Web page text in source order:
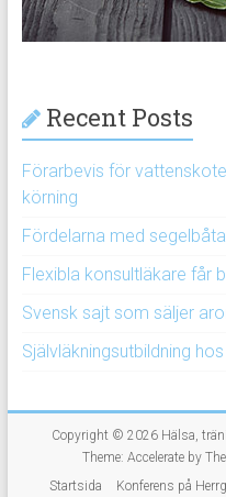
Recent Posts
Förarbevis för
körning
Fördelarna med
Flexibla konsultläkare får
Svensk sajt som säljer
Självläkningsutbildning
Copyright © 2026 Hälsa,
Theme: Accelerateby
Startsida
Konferens på